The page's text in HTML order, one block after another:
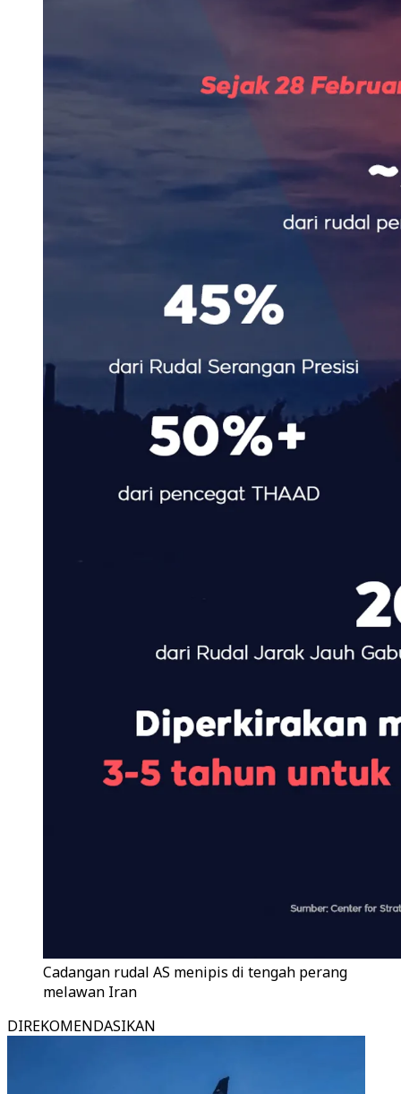
Cadangan rudal AS menipis di tengah perang
melawan Iran
DIREKOMENDASIKAN